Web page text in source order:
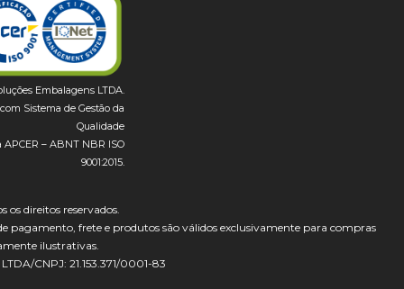
Embalagens LTDA.
Sistema de Gestão da
Qualidade
– ABNT NBR ISO
9001:2015.
direitos reservados.
pagamento, frete e produtos são válidos exclusivamente para compras
ilustrativas.
CNPJ: 21.153.371/0001-83